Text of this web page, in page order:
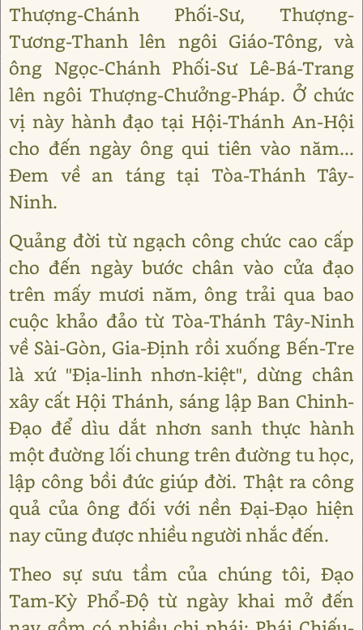
Thượng-Chánh Phối-Sư, Thượng-
Tương-Thanh lên ngôi Giáo-Tông, và
ông Ngọc-Chánh Phối-Sư Lê-Bá-Trang
lên ngôi Thượng-Chưởng-Pháp. Ở chức
vị này hành đạo tại Hội-Thánh An-Hội
cho đến ngày ông qui tiên vào năm...
Đem về an táng tại Tòa-Thánh Tây-
Ninh.
Quảng đời từ ngạch công chức cao cấp
cho đến ngày bước chân vào cửa đạo
trên mấy mươi năm, ông trải qua bao
cuộc khảo đảo từ Tòa-Thánh Tây-Ninh
về Sài-Gòn, Gia-Định rồi xuống Bến-Tre
là xứ "Địa-linh nhơn-kiệt", dừng chân
xây cất Hội Thánh, sáng lập Ban Chinh-
Đạo để dìu dắt nhơn sanh thực hành
một đường lối chung trên đường tu học,
lập công bồi đức giúp đời. Thật ra công
quả của ông đối với nền Đại-Đạo hiện
nay cũng được nhiều người nhắc đến.
Theo sự sưu tầm của chúng tôi, Đạo
Tam-Kỳ Phổ-Độ từ ngày khai mở đến